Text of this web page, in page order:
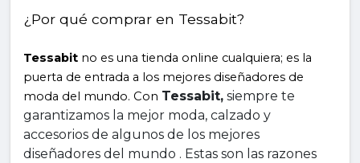
¿Por qué comprar en Tessabit?
Tessabit no es una tienda online cualquiera; es la
puerta de entrada a los mejores diseñadores de
moda del mundo. Con Tessabit, siempre te
garantizamos la mejor moda, calzado y
accesorios de algunos de los mejores
diseñadores del mundo . Estas son las razones